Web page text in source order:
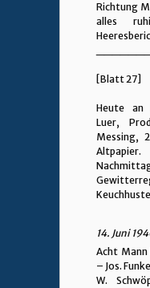
Richtung
alles
[Blatt 27]
Heute an
Luer,
Messing,
14. Juni
Acht Mann
– Jos.
W.